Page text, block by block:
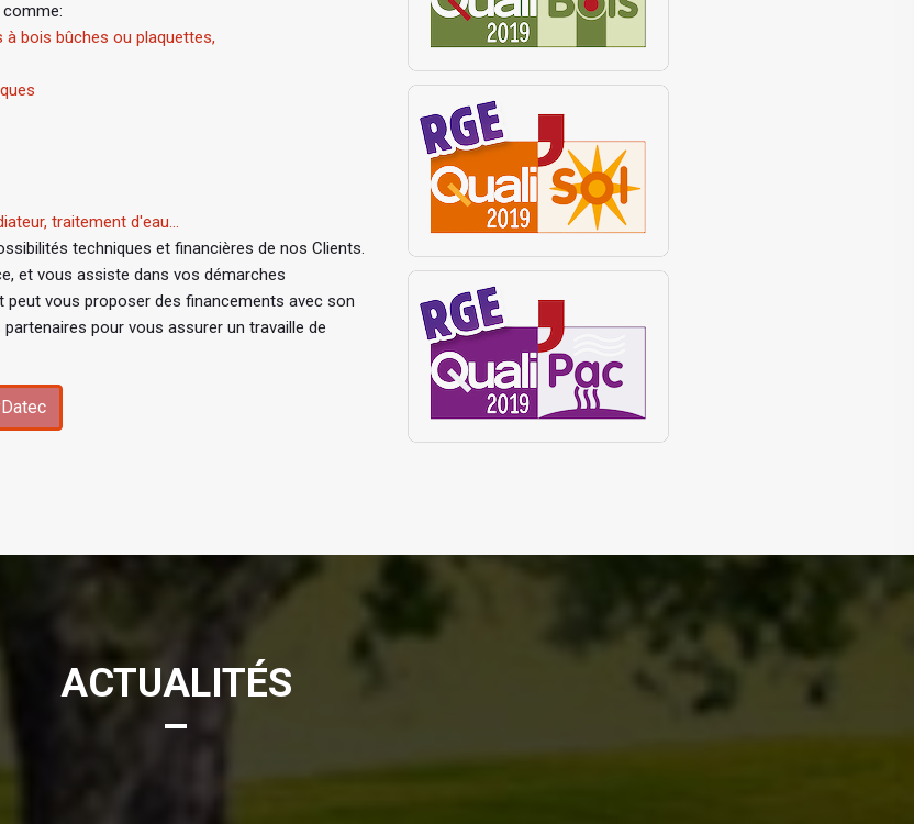
à bois bûches ou plaquettes,
traitement d'eau...
techniques et financières de nos Clients.
et vous assiste dans vos démarches
peut vous proposer des financements avec son
pour vous assurer un travaille de
ACTUALITÉS